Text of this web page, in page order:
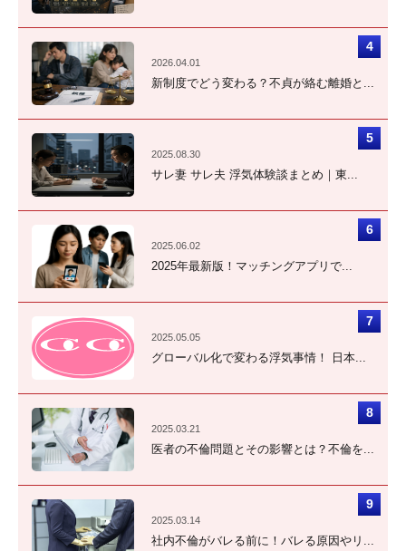
2026.04.01
新制度でどう変わる？不貞が絡む離婚と...
2025.08.30
サレ妻 サレ夫 浮気体験談まとめ｜東...
2025.06.02
2025年最新版！マッチングアプリで...
2025.05.05
グローバル化で変わる浮気事情！ 日本...
2025.03.21
医者の不倫問題とその影響とは？不倫を...
2025.03.14
社内不倫がバレる前に！バレる原因やリ...